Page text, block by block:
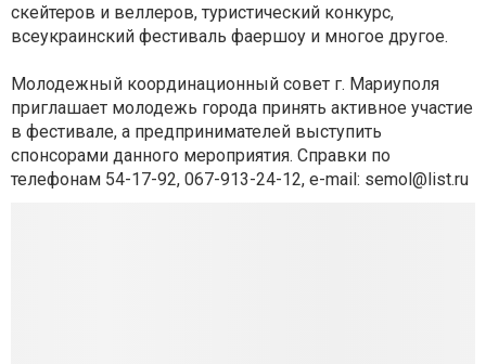
скейтеров и веллеров, туристический конкурс,
всеукраинский фестиваль фаершоу и многое другое.
Молодежный координационный совет г. Мариуполя
приглашает молодежь города принять активное участие
в фестивале, а предпринимателей выступить
спонсорами данного мероприятия. Справки по
телефонам 54-17-92, 067-913-24-12, e-mail: semol@list.ru